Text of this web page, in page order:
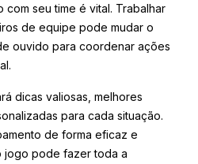
com seu time é vital. Trabalhar
de equipe pode mudar o
ouvido para coordenar ações
dicas valiosas, melhores
para cada situação.
de forma eficaz e
jogo pode fazer toda a